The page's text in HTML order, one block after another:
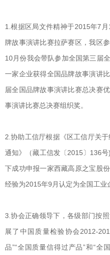
1.根据区局文件精神于2015年7
牌故事演讲比赛拉萨赛区，我区
10月份我会带队参加全国第三届
一家企业获得全国品牌故事演讲
届全国品牌故事演讲比赛总决赛
事演讲比赛总决赛组织奖。
2.协助工信厅根据《区工信厅关
通知》（藏工信发〔2015〕136
下成功申报一家西藏高原之宝股
经验为2015年9月认定为全国工业
3.协会正确领导下，各级部门按
展了中国质量检验协会2012-
品”“全国质量信得过产品”和“全